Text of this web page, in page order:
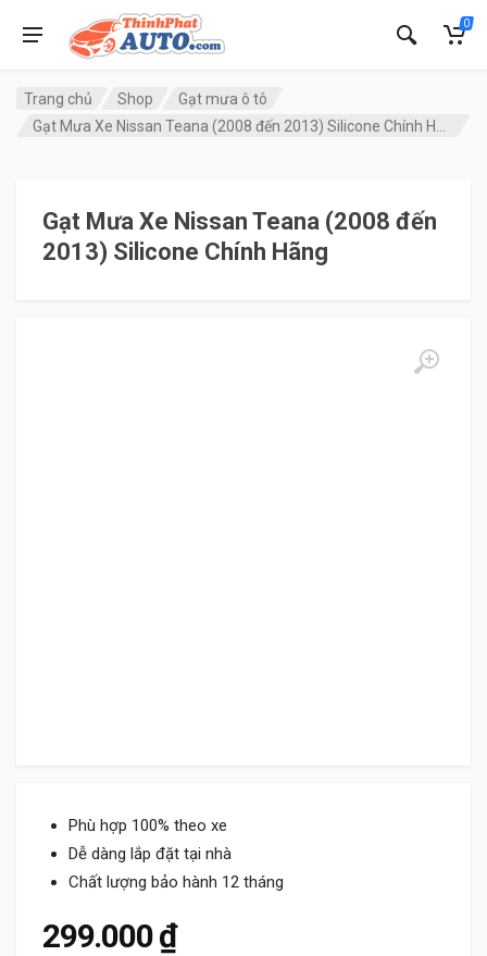
0
Trang chủ Shop
Gạt mưa ô tô
Gạt Mưa Xe Nissan Teana (2008 đến
2013) Silicone Chính Hãng
Phù hợp 100% theo xe
Dễ dàng lắp đặt tại nhà
Chất lượng bảo hành 12 tháng
299.000₫